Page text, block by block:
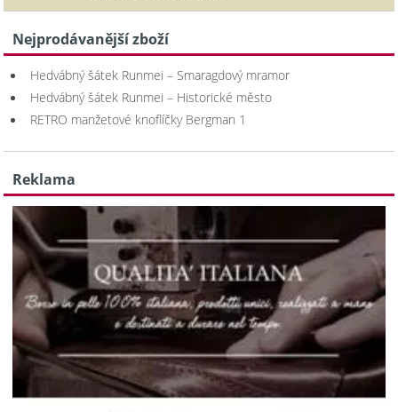
Nejprodávanější zboží
Hedvábný šátek Runmei – Smaragdový mramor
Hedvábný šátek Runmei – Historické město
RETRO manžetové knoflíčky Bergman 1
Reklama